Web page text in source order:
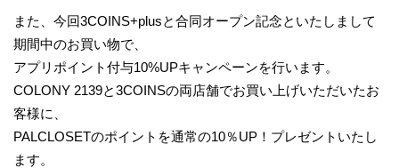
また、今回3COINS+plusと合同オープン記念といたしまして
期間中のお買い物で、
アプリポイント付与10%UPキャンペーンを行います。
COLONY 2139と3COINSの両店舗でお買い上げいただいたお
客様に、
PALCLOSETのポイントを通常の10％UP！プレゼントいたし
ます。